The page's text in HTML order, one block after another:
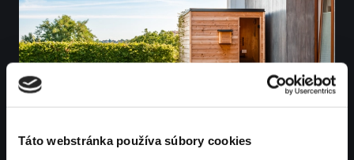
Táto webstránka používa súbory cookies